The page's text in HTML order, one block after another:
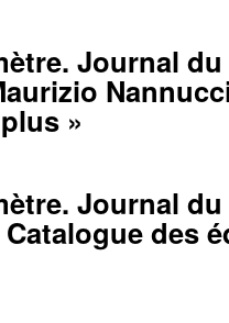
Journal
»
Journal
Catalogue des